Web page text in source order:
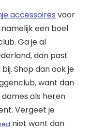
accessoires voor
een boel
Ga je al
dan past
Shop dan ook je
want dan
als heren
Vergeet je
niet want dan